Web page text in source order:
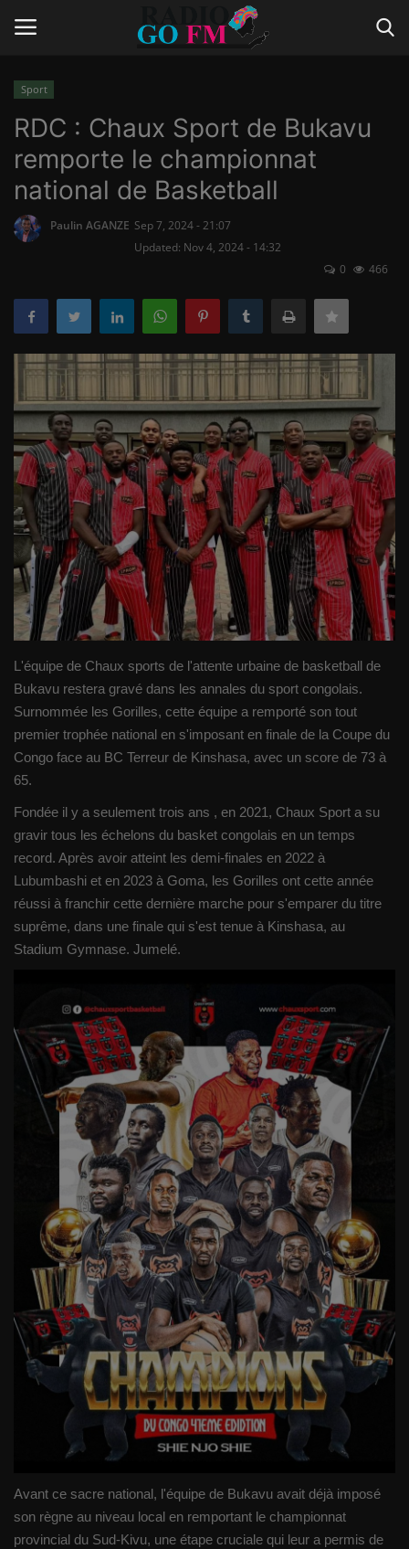
Home
Vidéo
Le Journal
Communiqué de presse
Gallery
Sport
Société
Infos d'ailleurs
Qui sommes nous
Language
Français English
Sport
RDC : Chaux Sport de Bukavu
remporte le championnat
national de Basketball
Paulin AGANZE Sep 7, 2024 - 21:07
Updated: Nov 4, 2024 - 14:32
0
466
L'équipe de Chaux sports de l'attente urbaine de basketball de
Bukavu restera gravé dans les annales du sport congolais.
Surnommée les Gorilles, cette équipe a remporté son tout
premier trophée national en s'imposant en finale de la Coupe du
Congo face au BC Terreur de Kinshasa, avec un score de 73 à
65.
Fondée il y a seulement trois ans , en 2021, Chaux Sport a su
gravir tous les échelons du basket congolais en un temps
record. Après avoir atteint les demi-finales en 2022 à
Lubumbashi et en 2023 à Goma, les Gorilles ont cette année
réussi à franchir cette dernière marche pour s'emparer du titre
suprême, dans une finale qui s'est tenue à Kinshasa, au
Stadium Gymnase. Jumelé.
Avant ce sacre national, l'équipe de Bukavu avait déjà imposé
son règne au niveau local en remportant le championnat
provincial du Sud-Kivu, une étape cruciale qui leur a permis de